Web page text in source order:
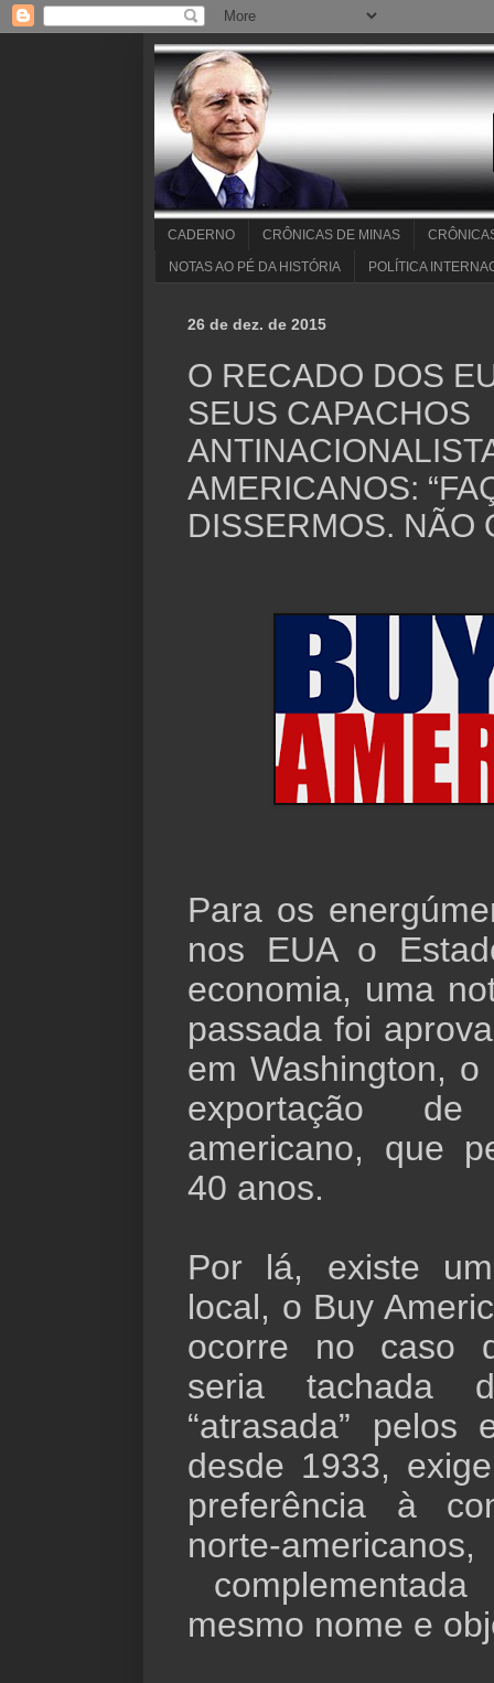
CADERNO CRÔNICAS DE MINAS
NOTAS AO PÉ DA HISTÓRIA POLÍTICA
26 de dez. de 2015
O RECADO DOS
SEUS CAPACHOS
AMERICANOS:
DISSERMOS. NÃO
Para os
nos EUA o
economia, uma
passada foi
em Washington,
exportação
americano, que
40 anos.
Por lá, existe
local, o Buy
ocorre no caso
seria tachada
“atrasada” pelos
desde 1933,
preferência à
norte-
mesmo nome e